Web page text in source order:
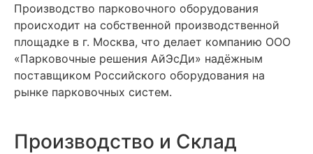
Производство парковочного оборудования
происходит на собственной производственной
площадке в г. Москва, что делает компанию ООО
«Парковочные решения АйЭсДи» надёжным
поставщиком Российского оборудования на
рынке парковочных систем.
Производство и Склад